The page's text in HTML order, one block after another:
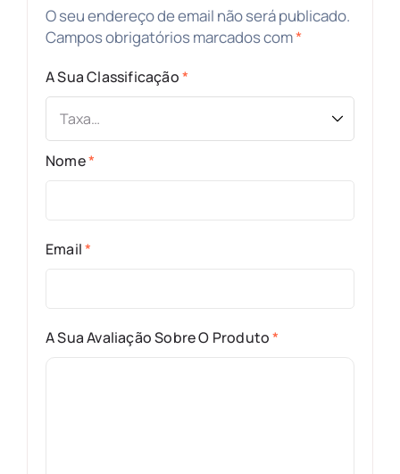
O seu endereço de email não será publicado.
Campos obrigatórios marcados com*
A Sua Classificação*
A Sua Avaliação Sobre O Produto*
Nome*
Email*